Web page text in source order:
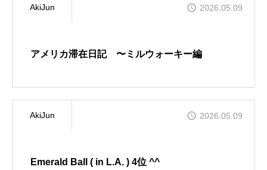
AkiJun 2026.05.09
アメリカ滞在日記 〜ミルウォーキー編
AkiJun 2026.05.09
Emerald Ball ( in L.A. ) 4位 ^^